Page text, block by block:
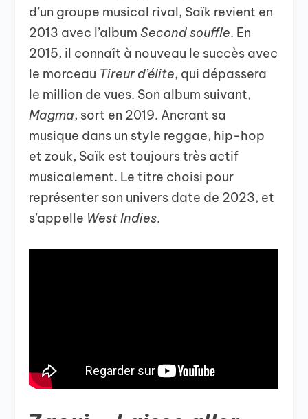
d’un groupe musical rival, Saïk revient en
2013 avec l’albumSecond souffle. En
2015, il connaît à nouveau le succès avec
le morceau Tireur d’élite, qui dépassera
le million de vues. Son album suivant,
Magma, sort en 2019. Ancrant sa
musique dans un style reggae, hip-hop
et zouk, Saïk est toujours très actif
musicalement. Le titre choisi pour
représenter son univers date de 2023, et
s’appelle West Indies.